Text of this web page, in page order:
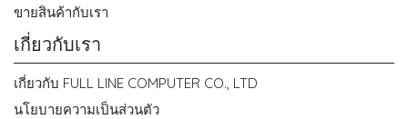
ขายสินค้ากับเรา
เกี่ยวกับเรา
เกี่ยวกับ FULL LINE COMPUTER CO., LTD
นโยบายความเป็นส่วนตัว